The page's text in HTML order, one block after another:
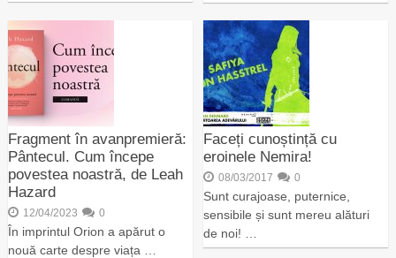
Fragment în avanpremieră:
Pântecul. Cum începe
povestea noastră, de Leah
Hazard
12/04/2023 0
În imprintul Orion a apărut o
nouă carte despre viața …
Faceți cunoștință cu
eroinele Nemira!
08/03/2017 0
Sunt curajoase, puternice,
sensibile și sunt mereu alături
de noi! …